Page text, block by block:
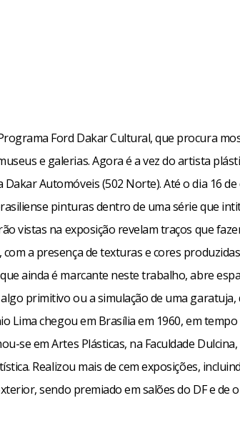
Ford Dakar Cultural, que procura
e galerias. Agora é a vez do artista
Automóveis (502 Norte). Até o dia 16
pinturas dentro de uma série que
vistas na exposição revelam traços que
com a presença de texturas e cores
ainda é marcante neste trabalho, abre
primitivo ou a simulação de uma
Lima chegou em Brasília em 1960, em
se em Artes Plásticas, na Faculdade
Realizou mais de cem exposições,
sendo premiado em salões do DF e de